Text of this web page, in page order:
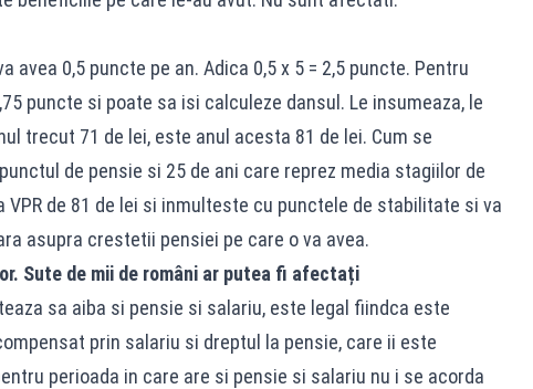
avea 0,5 puncte pe an. Adica 0,5 x 5 = 2,5 puncte. Pentru
puncte si poate sa isi calculeze dansul. Le insumeaza, le
trecut 71 de lei, este anul acesta 81 de lei. Cum se
de pensie si 25 de ani care reprez media stagiilor de
VPR de 81 de lei si inmulteste cu punctele de stabilitate si va
asupra crestetii pensiei pe care o va avea.
Sute de mii de români ar putea fi afectați
sa aiba si pensie si salariu, este legal fiindca este
prin salariu si dreptul la pensie, care ii este
perioada in care are si pensie si salariu nu i se acorda